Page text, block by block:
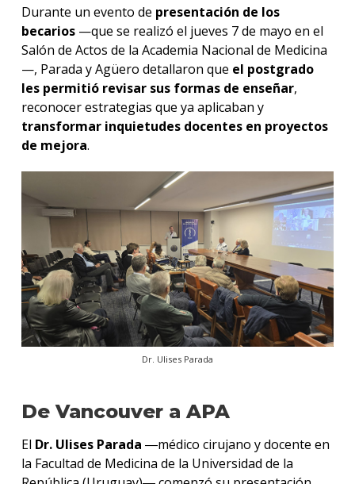
Durante un evento de presentación de los
becarios—que se realizó el jueves 7 de mayo en el
Salón de Actos de la Academia Nacional de Medicina
—, Parada y Agüero detallaron que el postgrado
les permitió revisar sus formas de enseñar,
reconocer estrategias que ya aplicaban y
transformar inquietudes docentes en proyectos
de mejora.
Dr. Ulises Parada
De Vancouver a APA
El Dr. Ulises Parada ―médico cirujano y docente en
la Facultad de Medicina de la Universidad de la